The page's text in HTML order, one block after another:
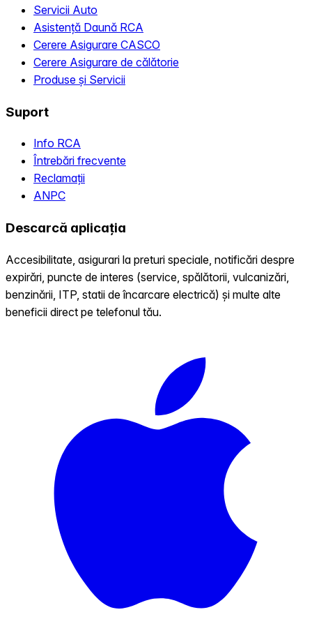
Servicii Auto
Asistență Daună RCA
Cerere Asigurare CASCO
Cerere Asigurare de călătorie
Produse și Servicii
Suport
Info RCA
Întrebări frecvente
Reclamații
ANPC
Descarcă aplicația
Accesibilitate, asigurari la preturi speciale, notificări despre
expirări, puncte de interes (service, spălătorii, vulcanizări,
benzinării, ITP, statii de încarcare electrică) și multe alte
beneficii direct pe telefonul tău.